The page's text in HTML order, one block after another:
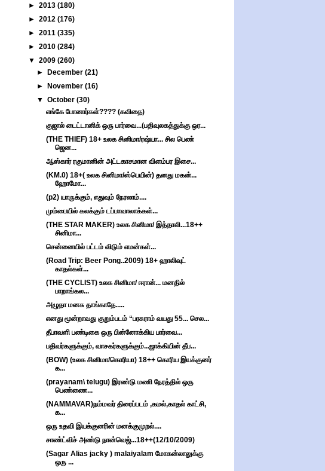
► 2013 (180)
► 2012 (176)
► 2011 (335)
► 2010 (284)
▼ 2009 (260)
►
December(21)
►
November(16)
▼October(30)
எங்கே போனார்கள்???? (கவிதை)
குஜால் டைட்டானிக் ஒரு பார்வை...(பதிவுலகத்துக்கு ஒர...
(THE THIEF) 18+ உலக சினிமா/ரஷ்யா... சில பெண்
ஜென...
ஆஸ்கார் ரகுமானின் அட்டகாசமான விளம்பர இசை...
(KM.0) 18+( உலக சினிமா/ஸ்பெயின்) தனது மகன்...
ஹோமோ...
(p2) யாருக்கும், எதுவும் நேரலாம்....
மும்பையில் கலக்கும் டப்பாவாலாக்கள்...
(THE STAR MAKER) உலக சினிமா/ இத்தாலி...18++
சினிமா...
சென்னையில் பட்டம் விடும் எமன்கள்...
(Road Trip: Beer Pong..2009) 18+ ஹாலிவுட்
காதல்கள்...
(THE CYCLIST) உலக சினிமா/ ஈரான்... மனதில்
பாறாங்கல...
அழுதா மனசு தாங்காதே.....
எனது மூன்றாவது குறும்படம் “பரசுராம் வயது 55... செல...
தீபாவளி பண்டிகை ஒரு பின்னோக்கிய பார்வை...
பதிவர்களுக்கும், வாசகர்களுக்கும்...ஜாக்கியின் தீப...
(BOW) (உலக சினிமா/கொரியா) 18++ கொரிய இயக்குனர்
க...
(prayanam\ telugu) இரண்டு மணி நேரத்தில் ஒரு
பெண்ணை...
(NAMMAVAR)நம்மவர் திரைப்படம் ,கமல்,காதல் காட்சி,
க...
ஒரு உதவி இயக்குனரின் மனக்குமுறல்....
சாண்ட்விச் அண்டு நான்வெஜ்...18++(12/10/2009)
(Sagar Alias jacky ) malaiyalam மோகன்லாலுக்கு
ஒரு ...